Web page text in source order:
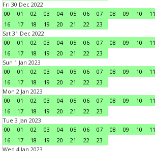
Fri 30 Dec 2022
00
01 02 03 04 05 06 07 08 09 10 11
16
17 18 19 20 21 22
23
Sat 31 Dec 2022
00
01 02 03 04 05 06 07 08 09 10 11
16
17 18 19 20 21 22
23
Sun 1 Jan 2023
00
01 02 03 04 05 06 07 08 09 10 11
16
17 18 19 20 21 22
23
Mon 2 Jan 2023
00
01 02 03 04 05 06 07 08 09 10 11
16
17 18 19 20 21 22
23
Tue 3 Jan 2023
00
01 02 03 04 05 06 07 08 09 10 11
16
17 18 19 20 21 22
23
Wed 4 Jan 2023